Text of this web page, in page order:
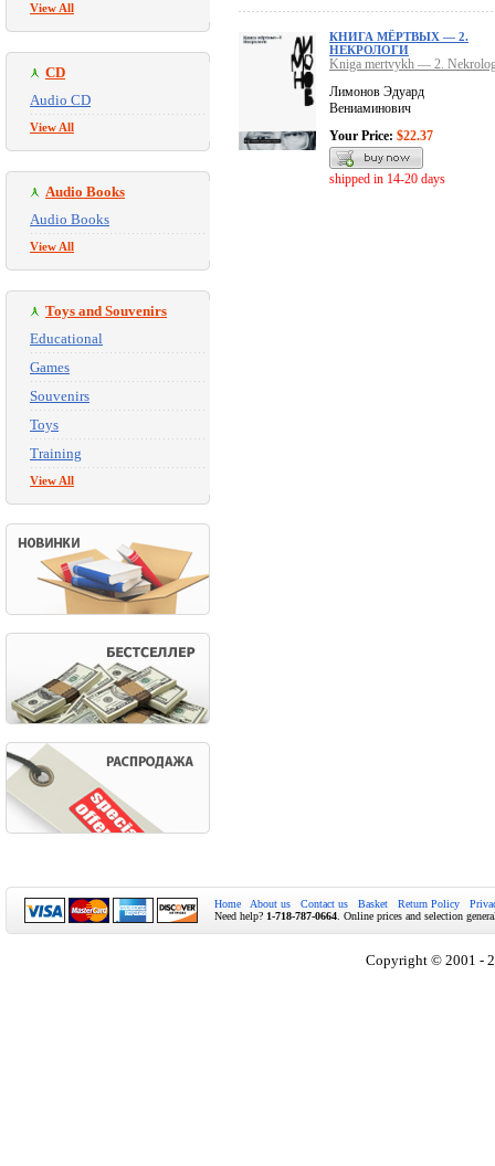
View All
CD
Audio CD
View All
Audio Books
Audio Books
View All
Toys and Souvenirs
Educational
Games
Souvenirs
Toys
Training
View All
КНИГА МЁРТВЫХ — 2.
НЕКРОЛОГИ
Kniga mertvykh — 2.
Лимонов Эдуард
Вениаминович
Your Price: $22.37
shipped in 14-20 days
Home About us Contact us Basket Return Policy
Need help? 1-718-787-0664 . Online prices and selection
Copyright © 2001 -